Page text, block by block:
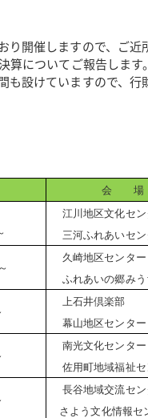
り開催しますので、ご
についてご報告します。
も設けていますので、
会 場
江川地区文化セン
三河ふれあいセン
久崎地区センター
ふれあいの郷みう
上石井倶楽部
幕山地区センター
南光文化センター
佐用町地域福祉セ
長谷地域交流セン
さよう文化情報セ